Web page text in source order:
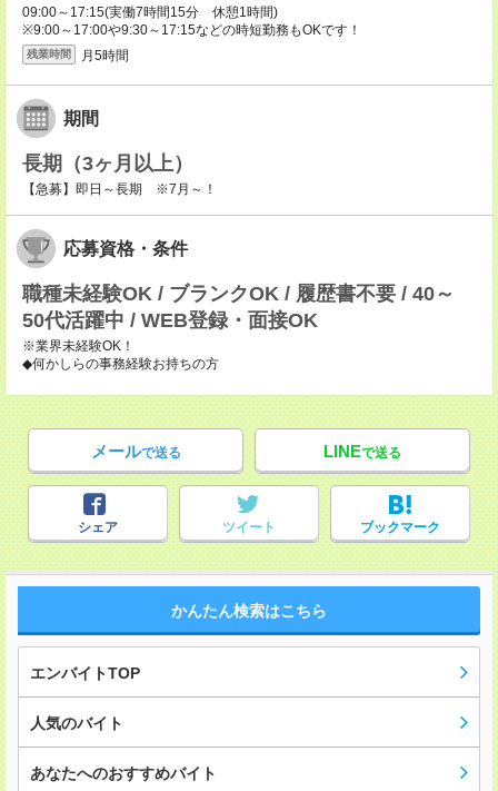
09:00～17:15(実働7時間15分 休憩1時間)
※9:00～17:00や9:30～17:15などの時短勤務もOKです！
残業時間 月5時間
期間
長期（3ヶ月以上）
【急募】即日～長期 ※7月～！
応募資格・条件
職種未経験OK / ブランクOK / 履歴書不要 / 40～
50代活躍中 / WEB登録・面接OK
※業界未経験OK！
◆何かしらの事務経験お持ちの方
メールで送る LINEで送る
シェア ツイート ブックマーク
かんたん検索はこちら
エンバイトTOP
人気のバイト
あなたへのおすすめバイト